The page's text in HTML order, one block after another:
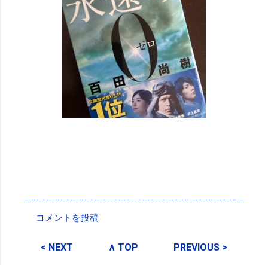
メ
コメントを投稿
< NEXT ∧ TOP PREVIOUS >